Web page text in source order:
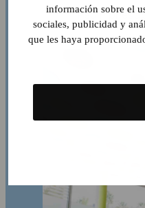
información sobre el
sociales, publicidad y
que les haya
Pedir